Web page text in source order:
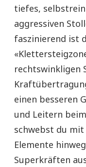
tiefes,
aggressiven
faszinierend ist
rechtswinkligen
einen besseren
und Leitern
schwebst du
Elemente
Superkräften